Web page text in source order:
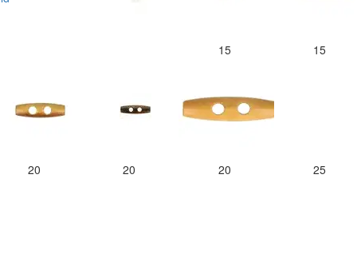
15 15
20 20 20 25